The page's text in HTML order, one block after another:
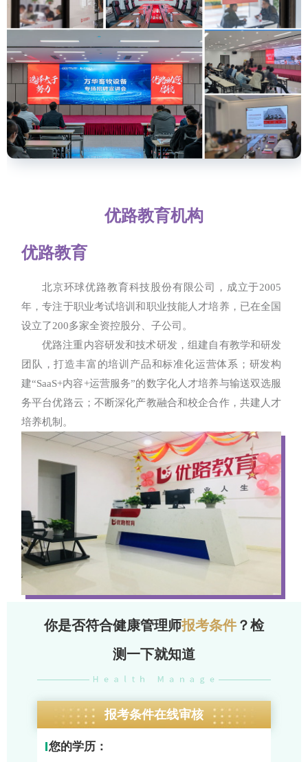
优路教育机构
优路教育
北京环球优路教育科技股份有限公司，成立于2005
年，专注于职业考试培训和职业技能人才培养，已在全国
设立了200多家全资控股分、子公司。
优路注重内容研发和技术研发，组建自有教学和研发
团队，打造丰富的培训产品和标准化运营体系；研发构
建“SaaS+内容+运营服务”的数字化人才培养与输送双选服
务平台优路云；不断深化产教融合和校企合作，共建人才
培养机制。